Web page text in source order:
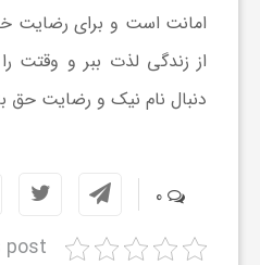
امانت است و برای رضایت
از زندگی لذت ببر و وقتت
دنبال نام نیک و رضایت حق
post
0